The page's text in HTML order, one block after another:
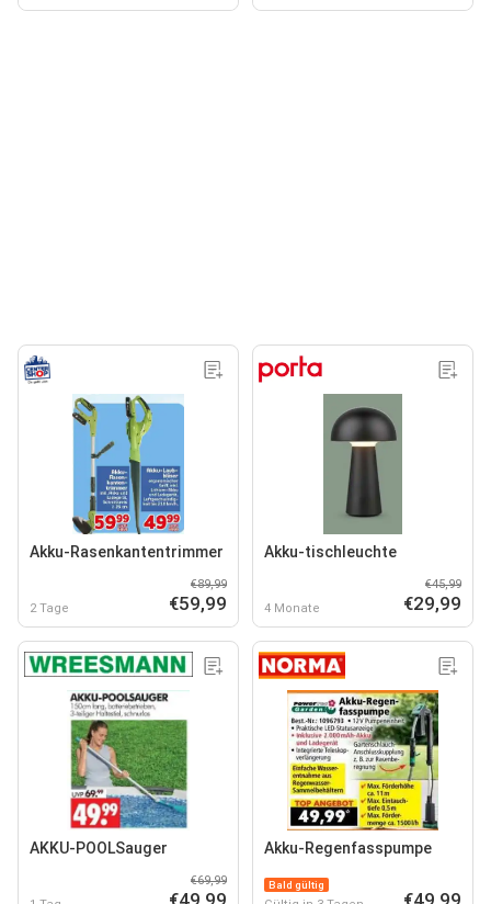
Akku-Rasenkantentrimmer
2 Tage
€89,99
€59,99
Akku-tischleuchte
4 Monate
€45,99
€29,99
AKKU-POOLSauger
€69,99
€49,99
Akku-Regenfasspumpe
Bald gültig
€49,99